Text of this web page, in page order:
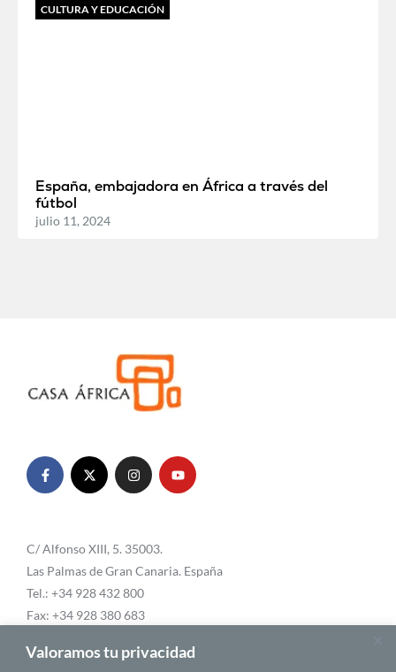
Valoramos tu privacidad
CULTURA Y EDUCACIÓN
España, embajadora en África a través del
fútbol
julio 11, 2024
C/ Alfonso XIII, 5. 35003.
Las Palmas de Gran Canaria. España
Tel.: +34 928 432 800
Fax: +34 928 380 683